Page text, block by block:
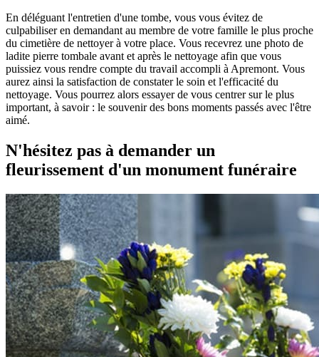
En déléguant l'entretien d'une tombe, vous vous évitez de
culpabiliser en demandant au membre de votre famille le plus proche
du cimetière de nettoyer à votre place. Vous recevrez une photo de
ladite pierre tombale avant et après le nettoyage afin que vous
puissiez vous rendre compte du travail accompli à Apremont. Vous
aurez ainsi la satisfaction de constater le soin et l'efficacité du
nettoyage. Vous pourrez alors essayer de vous centrer sur le plus
important, à savoir : le souvenir des bons moments passés avec l'être
aimé.
N'hésitez pas à demander un
fleurissement d'un monument funéraire